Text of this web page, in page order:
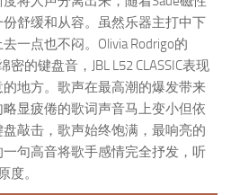
舒缓和从容。虽然乐器主打中下
一点也不闷。Olivia Rodrigo的
密的键盘音，JBL L52 CLASSIC表现
地方。歌声在最高潮的爆发带来
显疲倦的歌词声音马上变小但依
敲击，歌声始终饱满，最响亮的
句高音将歌手感情完全抒发，听
度。